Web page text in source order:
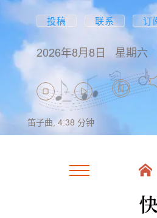
投稿 联系 订
2026年8月8日 星期六
笛子曲, 4:38 分钟